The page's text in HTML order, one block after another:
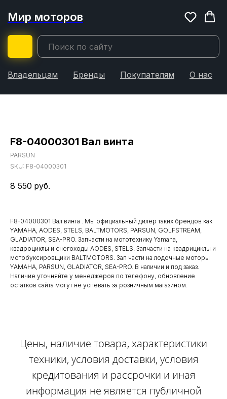
Мир моторов
Владельцам Бренды Покупателям О нас
F8-04000301 Вал винта
PARSUN
SKU: F8-04000301
8 550 руб.
F8-04000301 Вал винта . Мы официальный дилер таких брендов как
YAMAHA, AODES, STELS, BALTMOTORS, PARSUN, GOLFSTREAM,
GLADIATOR, SEA-PRO. Запчасти на мототехнику Yamaha,
квадроциклы и снегоходы AODES, STELS. Запчасти на квадрициклы и
мотобуксировщики BALTMOTORS. Зап части на лодочные моторы
YAMAHA, PARSUN, GLADIATOR, SEA-PRO. В наличии и под заказ.
Наличие уточняйте у менеджеров по телефону, обновление
остатков сайта могут не успевать за розничным магазином.
Цены, наличие товара, характеристики
техники, условия доставки, условия
кредитования и рассрочки и иная
информация не является публичной